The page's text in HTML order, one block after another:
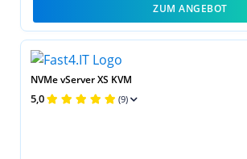
ZUM ANGEBOT
NVMe vServer XS KVM
5,0 (9)